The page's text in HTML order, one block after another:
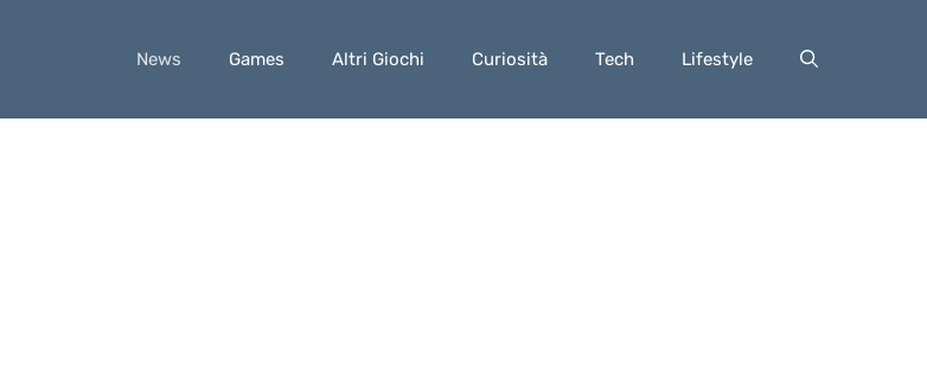
News Games Altri Giochi Curiosità Tech Lifestyle